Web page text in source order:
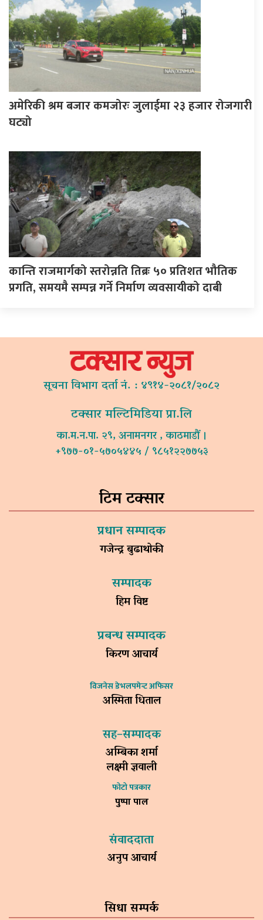
अमेरिकी श्रम बजार कमजोरः जुलाईमा २३ हजार रोजगारी
घट्यो
कान्ति राजमार्गको स्तरोन्नति तिब्रः ५० प्रतिशत भौतिक
प्रगति, समयमै सम्पन्न गर्ने निर्माण व्यवसायीको दाबी
सूचना विभाग दर्ता नं. : ४९१४-२०८१/२०८२
टक्सार मल्टिमिडिया प्रा.लि
का.म.न.पा. २९, अनामनगर , काठमाडौं ।
+९७७-०१-५७०५४४५ / ९८५१२२७७५३
टिम टक्सार
प्रधान सम्पादक
गजेन्द्र बुढाथोकी
सम्पादक
हिम विष्ट
प्रबन्ध सम्पादक
किरण आचार्य
विजनेस डेभलपमेन्ट अफिसर
अस्मिता धिताल
सह–सम्पादक
अम्बिका शर्मा
लक्ष्मी ज्ञवाली
फोटो पत्रकार
पुष्पा पाल
संवाददाता
अनुप आचार्य
सिधा सम्पर्क